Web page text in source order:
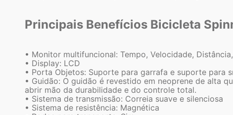
Principais Benefícios Bicicleta
• Monitor multifuncional: Tempo, Velocidade,
• Display: LCD
• Porta Objetos: Suporte para garrafa e suporte para
• Guidão: O guidão é revestido em neoprene de alta
abrir mão da durabilidade e do controle total.
• Sistema de transmissão: Correia suave e silenciosa
• Sistema de resistência: Magnética